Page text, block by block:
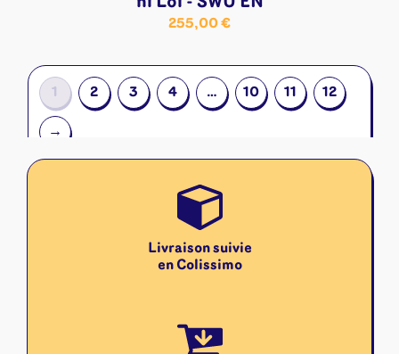
255,00€
1 2 3 4 … 10 11 12
→
Livraison suivie
en Colissimo